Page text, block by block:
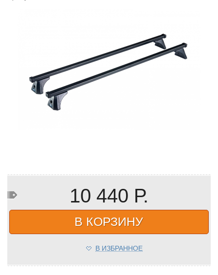
10 440 Р.
В КОРЗИНУ
В ИЗБРАННОЕ